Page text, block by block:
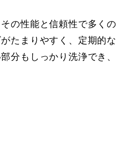
の性能と信頼性で多くの
たまりやすく、定期的な
分もしっかり洗浄でき、